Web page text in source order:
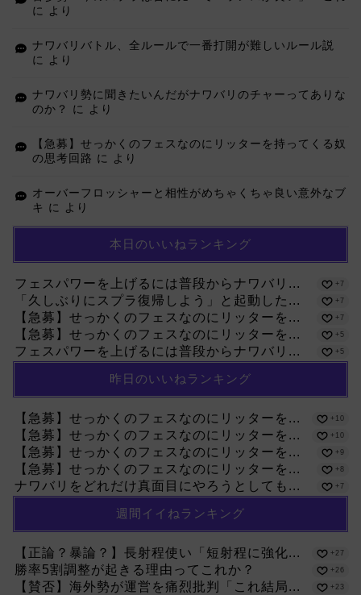
に より
ナワバリバトル、全ルールで一番打開が難しいルール説
に より
ナワバリ勢に聞きたいんだがナワバリのチャーってありな
のか？
に より
【急募】せっかくのフェスなのにリッターを持ってくる奴
の思考回路 に より
オーバーフロッシャーと相性がめちゃくちゃ良い意外なブ
キ に より
本日のいいねランキング
フェスパワーを上げるには普段からナワバリ... +7
「久しぶりにスプラ復帰しよう」と起動した... +7
【急募】せっかくのフェスなのにリッターを... +7
【急募】せっかくのフェスなのにリッターを... +5
フェスパワーを上げるには普段からナワバリ... +5
昨日のいいねランキング
【急募】せっかくのフェスなのにリッターを... +10
【急募】せっかくのフェスなのにリッターを... +10
【急募】せっかくのフェスなのにリッターを... +9
【急募】せっかくのフェスなのにリッターを... +8
ナワバリをどれだけ真面目にやろうとしても... +7
週間イイねランキング
【正論？暴論？】長射程使い「短射程に強化... +27
勝率5割調整が起きる理由ってこれか？ +26
【賛否】海外勢が運営を痛烈批判「これ結局... +23